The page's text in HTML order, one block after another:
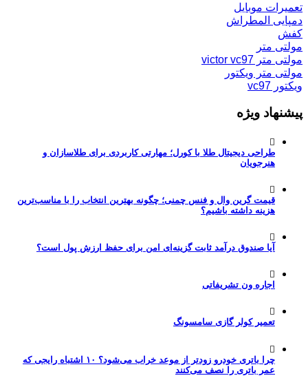
تعمیرات موبایل
دمپایی المطراش
کفش
مولتی متر
مولتی متر victor vc97
مولتی متر ویکتور
ویکتور vc97
پیشنهاد ویژه
طراحی دیجیتال طلا با کورل؛ مهارتی کاربردی برای طلاسازان و
هنرجویان
قیمت گرین وال و فنس چمنی؛ چگونه بهترین انتخاب را با مناسب‌ترین
هزینه داشته باشیم؟
آیا صندوق درآمد ثابت گزینه‌ای امن برای حفظ ارزش پول است؟
اجاره ون تشریفاتی
تعمیر کولر گازی سامسونگ
چرا باتری خودرو زودتر از موعد خراب می‌شود؟ ۱۰ اشتباه رایجی که
عمر باتری را نصف می‌کنند